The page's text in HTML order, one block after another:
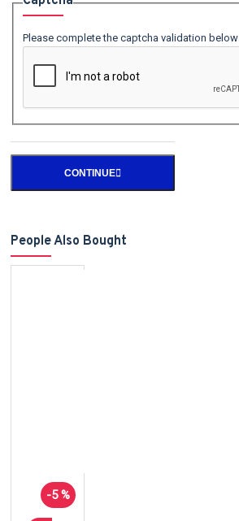
Please complete the captcha validation below
CONTINUE
People Also Bought
-5 %